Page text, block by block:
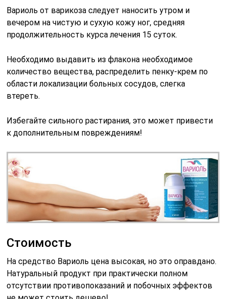
Вариоль от варикоза следует наносить утром и
вечером на чистую и сухую кожу ног, средняя
продолжительность курса лечения 15 суток.
Необходимо выдавить из флакона необходимое
количество вещества, распределить пенку-крем по
области локализации больных сосудов, слегка
втереть.
Избегайте сильного растирания, это может привести
к дополнительным повреждениям!
Стоимость
На средство Вариоль цена высокая, но это оправдано.
Натуральный продукт при практически полном
отсутствии противопоказаний и побочных эффектов